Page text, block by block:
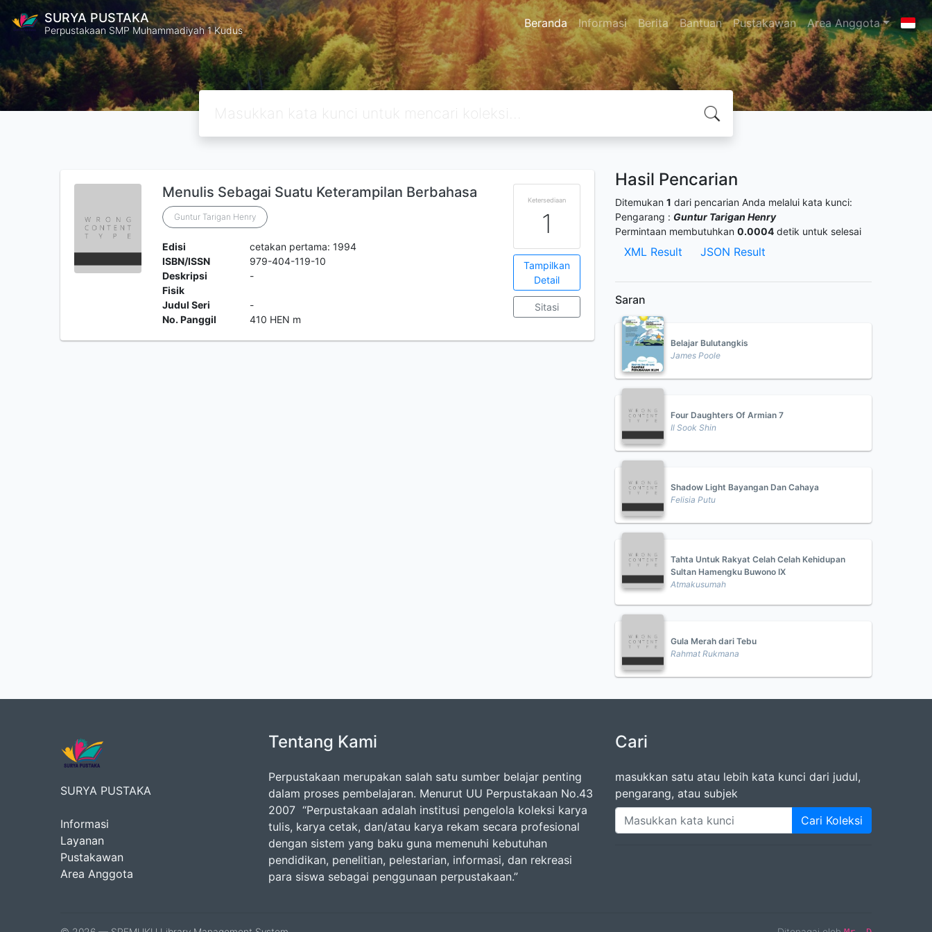
SURYA PUSTAKA
Perpustakaan SMP Muhammadiyah 1 Kudus Beranda Informasi Berita Bantuan Pustakawan Area Anggota
Menulis Sebagai Suatu Keterampilan Berbahasa
Guntur Tarigan Henry
Edisi
cetakan pertama: 1994
ISBN/ISSN
979-404-119-10
Deskripsi
Fisik
-
Judul Seri
-
No. Panggil
410 HEN m
Ketersediaan
1
Tampilkan
Detail
Sitasi
Hasil Pencarian
Ditemukan 1 dari pencarian Anda melalui kata kunci:
Pengarang : Guntur Tarigan Henry
Permintaan membutuhkan 0.0004 detik untuk selesai
XML Result JSON Result
Saran
Belajar Bulutangkis
James Poole
Four Daughters Of Armian 7
Il Sook Shin
Shadow Light Bayangan Dan Cahaya
Felisia Putu
Tahta Untuk Rakyat Celah Celah Kehidupan
Sultan Hamengku Buwono IX
Atmakusumah
Gula Merah dari Tebu
Rahmat Rukmana
SURYA PUSTAKA
Informasi
Layanan
Pustakawan
Area Anggota
Tentang Kami
Perpustakaan merupakan salah satu sumber belajar penting
dalam proses pembelajaran. Menurut UU Perpustakaan No.43
2007 “Perpustakaan adalah institusi pengelola koleksi karya
tulis, karya cetak, dan/atau karya rekam secara profesional
dengan sistem yang baku guna memenuhi kebutuhan
pendidikan, penelitian, pelestarian, informasi, dan rekreasi
para siswa sebagai penggunaan perpustakaan.”
Cari
masukkan satu atau lebih kata kunci dari judul,
pengarang, atau subjek
Cari Koleksi